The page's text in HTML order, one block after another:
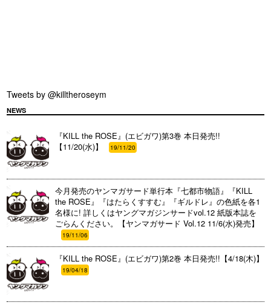
Tweets by @killtheroseym
NEWS
『KILL the ROSE』(エビガワ)第3巻 本日発売!!
【11/20(水)】
19/11/20
今月発売のヤンマガサード単行本『七都市物語』『KILL
the ROSE』『はたらくすすむ』『ギルドレ』の色紙を各1
名様に! 詳しくはヤングマガジンサードvol.12 紙版本誌を
ごらんください。【ヤンマガサード Vol.12 11/6(水)発売】
19/11/06
『KILL the ROSE』(エビガワ)第2巻 本日発売!!【4/18(木)】
19/04/18